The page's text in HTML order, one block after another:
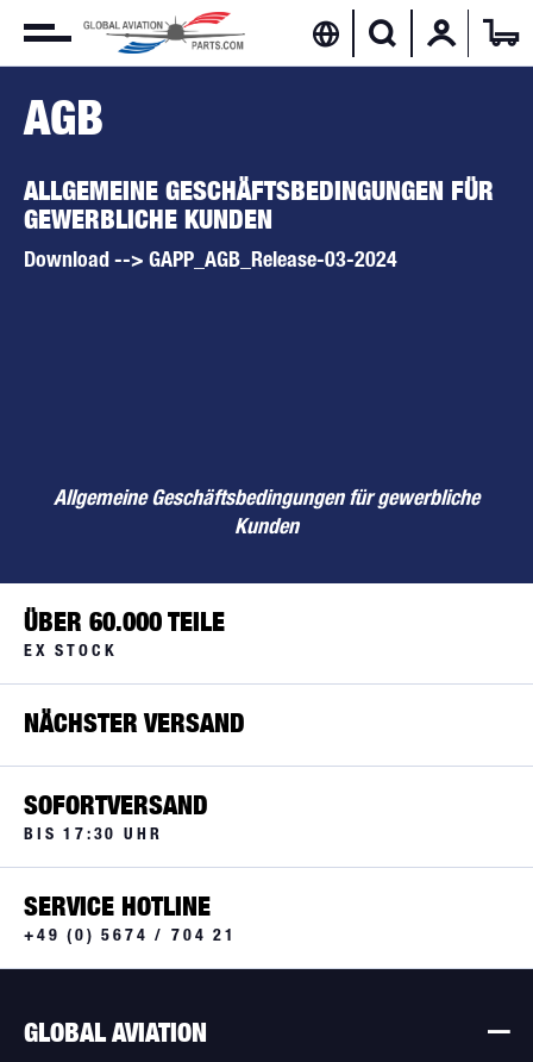
AGB
ALLGEMEINE GESCHÄFTSBEDINGUNGEN FÜR
GEWERBLICHE KUNDEN
Download --> GAPP_AGB_Release-03-2024
Allgemeine Geschäftsbedingungen für gewerbliche
Kunden
ÜBER 60.000 TEILE
EX STOCK
NÄCHSTER VERSAND
SOFORTVERSAND
BIS 17:30 UHR
SERVICE HOTLINE
+49 (0) 5674 / 704 21
GLOBAL AVIATION